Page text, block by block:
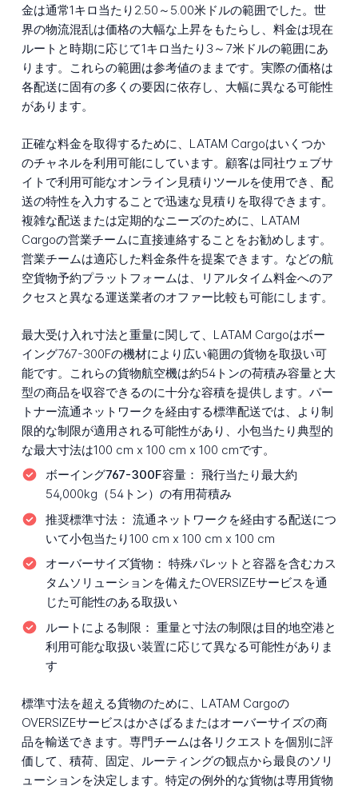
金は通常1キロ当たり2.50～5.00米ドルの範囲でした。世
界の物流混乱は価格の大幅な上昇をもたらし、料金は現在
ルートと時期に応じて1キロ当たり3～7米ドルの範囲にあ
ります。これらの範囲は参考値のままです。実際の価格は
各配送に固有の多くの要因に依存し、大幅に異なる可能性
があります。
正確な料金を取得するために、LATAM Cargoはいくつか
のチャネルを利用可能にしています。顧客は同社ウェブサ
イトで利用可能なオンライン見積りツールを使用でき、配
送の特性を入力することで迅速な見積りを取得できます。
複雑な配送または定期的なニーズのために、LATAM
Cargoの営業チームに直接連絡することをお勧めします。
営業チームは適応した料金条件を提案できます。などの航
空貨物予約プラットフォームは、リアルタイム料金へのア
クセスと異なる運送業者のオファー比較も可能にします。
最大受け入れ寸法と重量に関して、LATAM Cargoはボー
イング767-300Fの機材により広い範囲の貨物を取扱い可
能です。これらの貨物航空機は約54トンの荷積み容量と大
型の商品を収容できるのに十分な容積を提供します。パー
トナー流通ネットワークを経由する標準配送では、より制
限的な制限が適用される可能性があり、小包当たり典型的
な最大寸法は100 cm x 100 cm x 100 cmです。
ボーイング767-300F容量： 飛行当たり最大約
54,000kg（54トン）の有用荷積み
推奨標準寸法： 流通ネットワークを経由する配送につ
いて小包当たり100 cm x 100 cm x 100 cm
オーバーサイズ貨物： 特殊パレットと容器を含むカス
タムソリューションを備えたOVERSIZEサービスを通
じた可能性のある取扱い
ルートによる制限： 重量と寸法の制限は目的地空港と
利用可能な取扱い装置に応じて異なる可能性がありま
す
標準寸法を超える貨物のために、LATAM Cargoの
OVERSIZEサービスはかさばるまたはオーバーサイズの商
品を輸送できます。専門チームは各リクエストを個別に評
価して、積荷、固定、ルーティングの観点から最良のソリ
ューションを決定します。特定の例外的な貨物は専用貨物